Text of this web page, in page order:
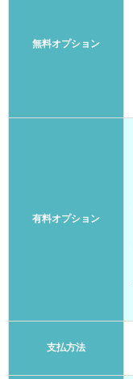
無料オプション
有料オプション
支払方法